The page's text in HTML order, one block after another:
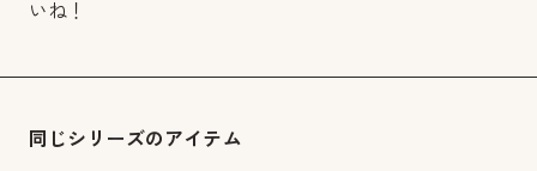
いね！
同じシリーズのアイテム